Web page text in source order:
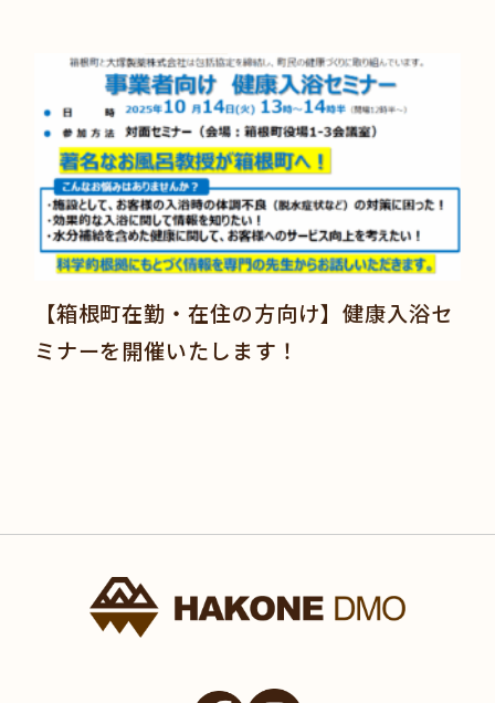
【箱根町在勤・在住の方向け】健康入浴セ
ミナーを開催いたします！